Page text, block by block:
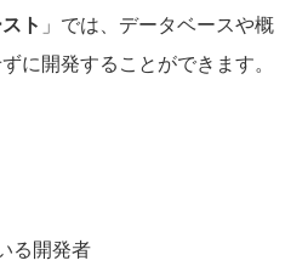
ト 」では、データベースや概
に開発することができます。
る開発者